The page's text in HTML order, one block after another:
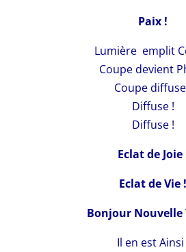
Paix !
Lumière emplit
Coupe devient
Coupe
Diffuse !
Diffuse !
Eclat de Joie
Eclat de Vie !
Bonjour Nouvelle
Il en est Ainsi